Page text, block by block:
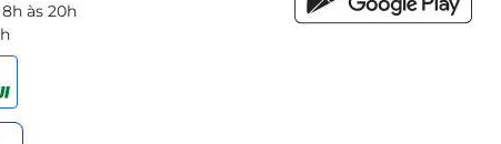
às 20h